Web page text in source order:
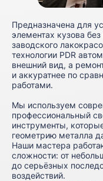
Предназначена для
элементах кузова
заводского
технологии PDR
внешний вид, а
и аккуратнее по
работами.
Мы используем
профессиональный
инструменты,
геометрию металла
Наши мастера
сложности: от
до серьёзных
воздействий.